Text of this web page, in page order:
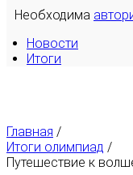
Необходима
Новости
Итоги
Главная /
Итоги олимпиад /
Путешествие к